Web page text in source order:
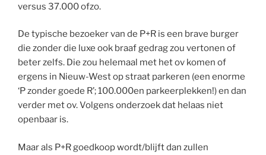
versus 37.000 ofzo.
De typische bezoeker van de P+R is een brave burger
die zonder die luxe ook braaf gedrag zou vertonen of
beter zelfs. Die zou helemaal met het ov komen of
ergens in Nieuw-West op straat parkeren (een enorme
‘P zonder goede R’; 100.000en parkeerplekken!) en dan
verder met ov. Volgens onderzoek dat helaas niet
openbaar is.
Maar als P+R goedkoop wordt/blijft dan zullen